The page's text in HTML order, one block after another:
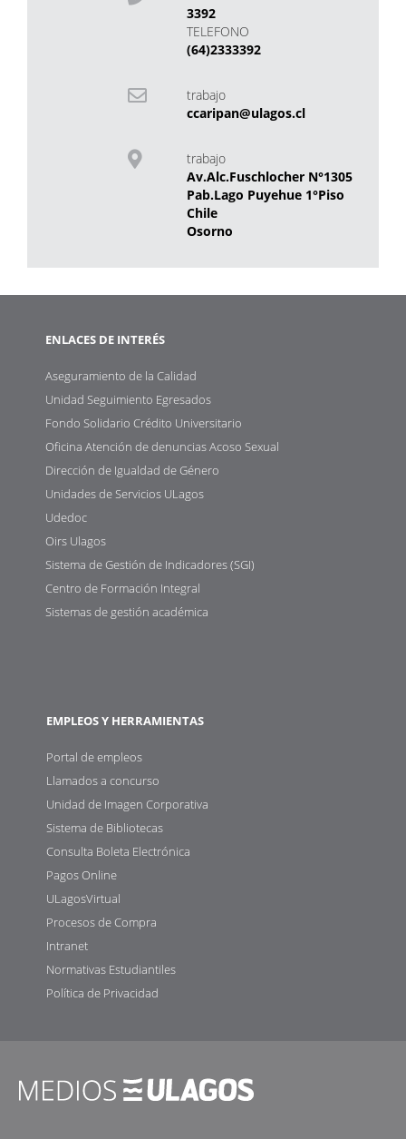
3392
TELEFONO
(64)2333392
trabajo
ccaripan@ulagos.cl
trabajo
Av.Alc.Fuschlocher N°1305
Pab.Lago Puyehue 1°Piso
Chile
Osorno
ENLACES DE INTERÉS
Aseguramiento de la Calidad
Unidad Seguimiento Egresados
Fondo Solidario Crédito Universitario
Oficina Atención de denuncias Acoso Sexual
Dirección de Igualdad de Género
Unidades de Servicios ULagos
Udedoc
Oirs Ulagos
Sistema de Gestión de Indicadores (SGI)
Centro de Formación Integral
Sistemas de gestión académica
EMPLEOS Y HERRAMIENTAS
Portal de empleos
Llamados a concurso
Unidad de Imagen Corporativa
Sistema de Bibliotecas
Consulta Boleta Electrónica
Pagos Online
ULagosVirtual
Procesos de Compra
Intranet
Normativas Estudiantiles
Política de Privacidad